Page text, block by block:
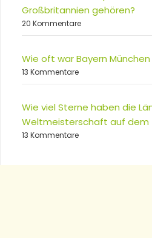
Großbritannien gehören?
20 Kommentare
Wie oft war Bayern
13 Kommentare
Wie viel Sterne haben die
Weltmeisterschaft auf dem
13 Kommentare